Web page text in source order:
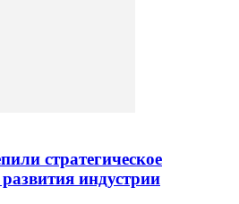
стратегическое
индустрии